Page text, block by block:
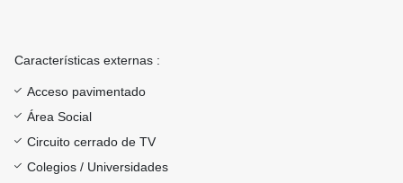
Características externas :
Acceso pavimentado
Área Social
Circuito cerrado de TV
Colegios / Universidades